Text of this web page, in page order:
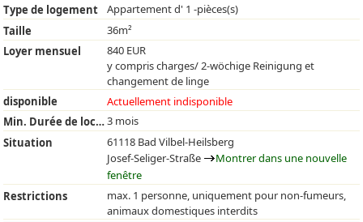
Type de logement
Appartement d' 1 -pièces(s)
Taille
36m²
Loyer mensuel
840 EUR
y compris charges/ 2-wöchige Reinigung et
changement de linge
disponible
Actuellement indisponible
Min. Durée de location3 mois
Situation
61118 Bad Vilbel-Heilsberg
Josef-Seliger-Straße
Montrer dans une nouvelle
fenêtre
Restrictions
max. 1 personne, uniquement pour non-fumeurs,
animaux domestiques interdits